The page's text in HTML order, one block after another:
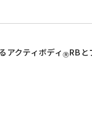
アクティボディⓇRBと